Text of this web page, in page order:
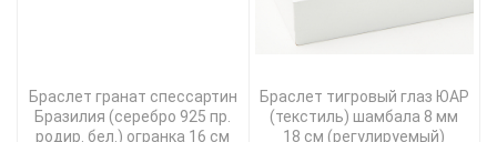
Браслет гранат спессартин
Бразилия (серебро 925 пр.
родир. бел.) огранка 16 см
Браслет тигровый глаз ЮАР
(текстиль) шамбала 8 мм
18 см (регулируемый)